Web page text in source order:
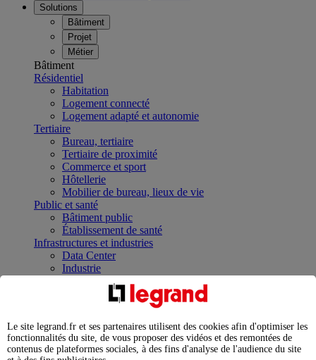
Solutions
Bâtiment
Projet
Métier
Bâtiment
Résidentiel
Habitation
Logement connecté
Logement adapté et autonomie
Tertiaire
Bureau, tertiaire
Tertiaire de proximité
Commerce et sport
Hôtellerie
Mobilier de bureau, lieux de vie
Public et santé
Bâtiment public
Établissement de santé
Infrastructures et industries
Data Center
Industrie
Infrastructures
Contrôler et planifier le fonctionnement des appareils
Répartir et optimiser son tableau électrique
Legrand Data Center Solutions : concentrer les
expertises au service de vos performances
Le site legrand.fr et ses partenaires utilisent des cookies afin d'optimiser les
fonctionnalités du site, de vous proposer des vidéos et des remontées de
contenus de plateformes sociales, à des fins d'analyse de l'audience du site